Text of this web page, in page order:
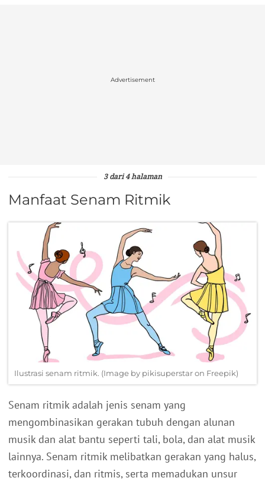
Advertisement
3 dari 4 halaman
Manfaat Senam Ritmik
Ilustrasi senam ritmik. (Image by pikisuperstar on Freepik)
Senam ritmik adalah jenis senam yang
mengombinasikan gerakan tubuh dengan alunan
musik dan alat bantu seperti tali, bola, dan alat musik
lainnya. Senam ritmik melibatkan gerakan yang halus,
terkoordinasi, dan ritmis, serta memadukan unsur